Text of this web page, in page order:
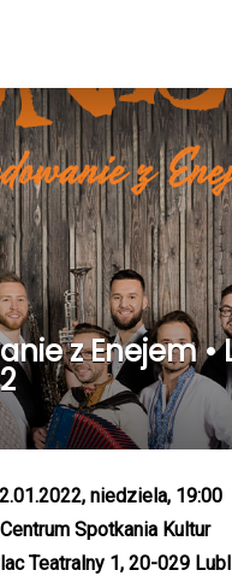
z Enejem •
niedziela, 19:00
Centrum Spotkania Kultur
Teatralny 1, 20-029